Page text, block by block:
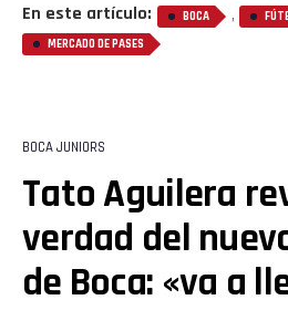
En este artículo: BOCA ,
MERCADO DE PASES
BOCA JUNIORS
Tato Aguilera
verdad del
de Boca: «va a